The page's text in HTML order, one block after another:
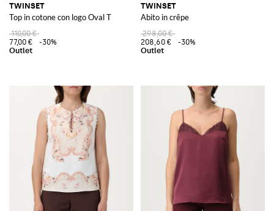
TWINSET
Top in cotone con logo Oval T
110,00 €
77,00 €
-30%
TWINSET
Abito in crêpe
298,00 €
208,60 €
-30%